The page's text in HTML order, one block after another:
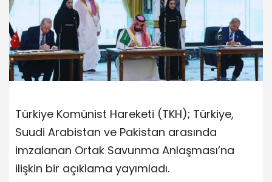
Türkiye Komünist Hareketi (TKH); Türkiye,
Suudi Arabistan ve Pakistan arasında
imzalanan Ortak Savunma Anlaşması’na
ilişkin bir açıklama yayımladı.